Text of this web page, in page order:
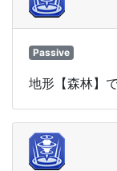
Passive
地形【森林】